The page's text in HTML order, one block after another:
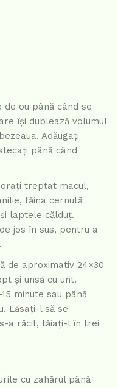
ou până când se
își dublează volumul
Adăugați
până când
treptat macul,
făina cernută
laptele călduț.
jos în sus, pentru a
de aproximativ 24×30
și unsă cu unt.
minute sau până
Lăsați-l să se
a răcit, tăiați-l în trei
cu zahărul până